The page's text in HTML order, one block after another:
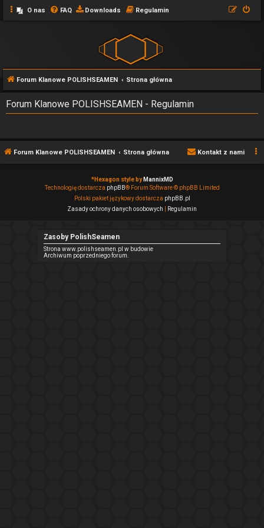
O nas FAQ Downloads Regulamin
Forum Klanowe POLISHSEAMEN Strona główna
Forum Klanowe POLISHSEAMEN - Regulamin
Forum Klanowe POLISHSEAMEN Strona główna Kontakt z nami
*Hexagon style by MannixMD
Technologię dostarcza phpBB® Forum Software © phpBB Limited
Polski pakiet językowy dostarcza phpBB.pl
Zasady ochrony danych osobowych
Regulamin
Zasoby PolishSeamen
Strona www.polishseamen.pl w budowie
Archiwum poprzedniego forum.